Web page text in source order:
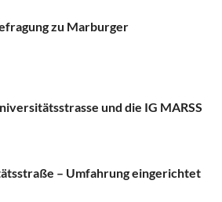
zu Marburger
und die IG MARSS
­– Umfahrung eingerichtet